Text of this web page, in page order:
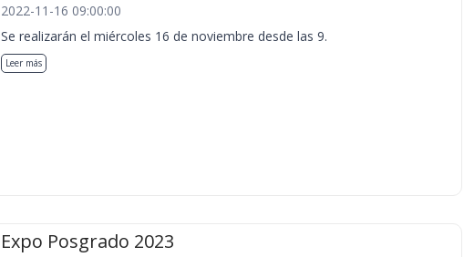
2022-11-16 09:00:00
Se realizarán el miércoles 16 de noviembre desde las 9.
Leer más
Expo Posgrado 2023